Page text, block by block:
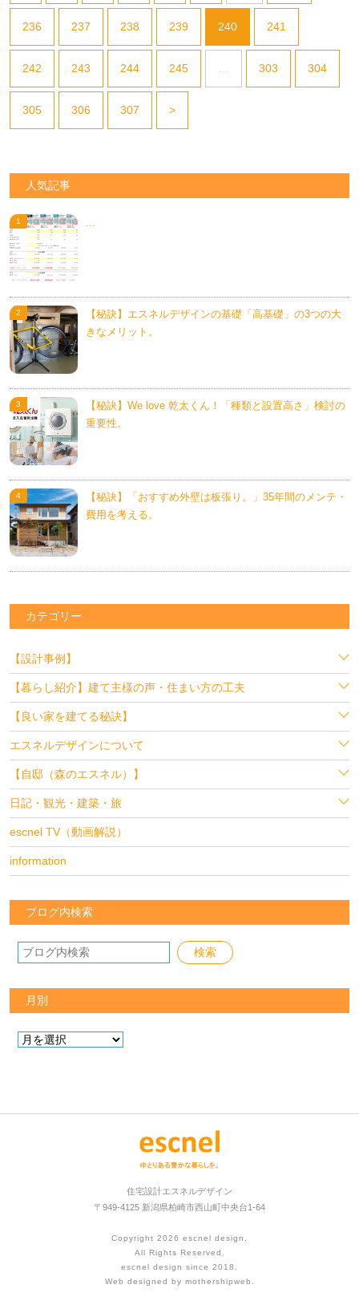
236 237 238 239 240 241
242 243 244 245 … 303 304
305 306 307 >
人気記事
...
【秘訣】エスネルデザインの基礎「高基礎」の3つの大
きなメリット。
【秘訣】We love 乾太くん！「種類と設置高さ」検討の
重要性。
【秘訣】「おすすめ外壁は板張り。」35年間のメンテ・
費用を考える。
カテゴリー
【設計事例】
【暮らし紹介】建て主様の声・住まい方の工夫
【良い家を建てる秘訣】
エスネルデザインについて
【自邸（森のエスネル）】
日記・観光・建築・旅
escnel TV（動画解説）
information
ブログ内検索
月別
住宅設計エスネルデザイン
〒949-4125 新潟県柏崎市西山町中央台1-64
Copyright 2026 escnel design
All Rights Reserved.
escnel design since 2018.
Web designed by mothershipweb